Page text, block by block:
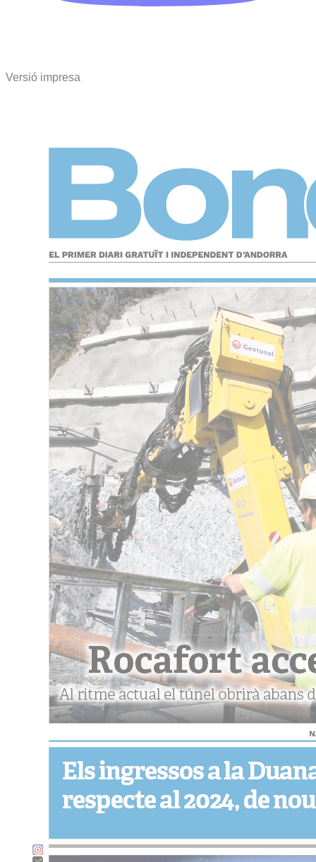
Versió impresa